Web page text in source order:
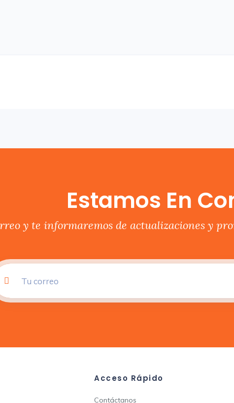
Estamos En
y te informaremos de actualizaciones y
Acceso Rápido
Contáctanos